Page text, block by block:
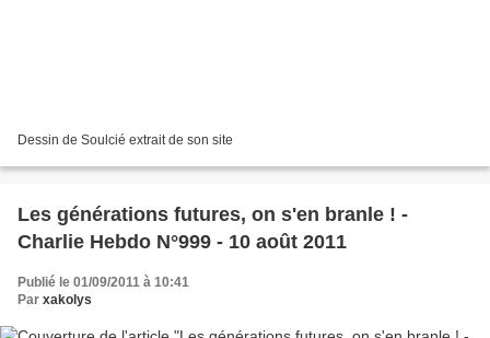
Dessin de Soulcié extrait de son site
Les générations futures, on s'en branle ! -
Charlie Hebdo N°999 - 10 août 2011
Publié le 01/09/2011 à 10:41
Par xakolys